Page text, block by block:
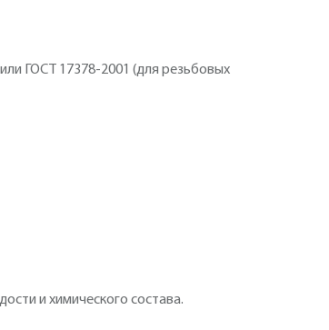
ГОСТ 17378-2001 (для резьбовых
и химического состава.